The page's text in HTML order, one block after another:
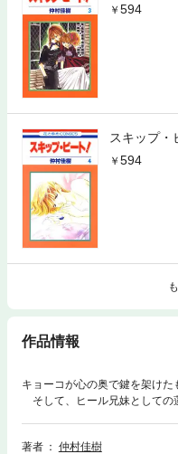
594
スキップ
594
作品情報
キョーコが心の奥で鍵を架け
そして、ヒール兄妹としての
著者
仲村佳樹